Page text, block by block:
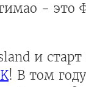
- это
и
! В том